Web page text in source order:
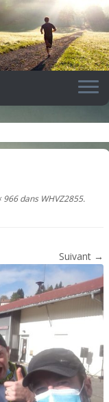
966dansWHVZ2855.
Suivant →